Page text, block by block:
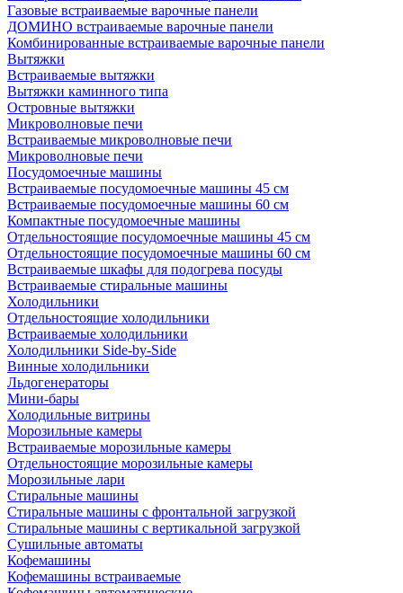
Газовые встраиваемые варочные панели
ДОМИНО встраиваемые варочные панели
Комбинированные встраиваемые варочные панели
Вытяжки
Встраиваемые вытяжки
Вытяжки каминного типа
Островные вытяжки
Микроволновые печи
Встраиваемые микроволновые печи
Микроволновые печи
Посудомоечные машины
Встраиваемые посудомоечные машины 45 см
Встраиваемые посудомоечные машины 60 см
Компактные посудомоечные машины
Отдельностоящие посудомоечные машины 45 см
Отдельностоящие посудомоечные машины 60 см
Встраиваемые шкафы для подогрева посуды
Встраиваемые стиральные машины
Холодильники
Отдельностоящие холодильники
Встраиваемые холодильники
Холодильники Side-by-Side
Винные холодильники
Льдогенераторы
Мини-бары
Холодильные витрины
Морозильные камеры
Встраиваемые морозильные камеры
Отдельностоящие морозильные камеры
Морозильные лари
Стиральные машины
Стиральные машины с фронтальной загрузкой
Стиральные машины с вертикальной загрузкой
Сушильные автоматы
Кофемашины
Кофемашины встраиваемые